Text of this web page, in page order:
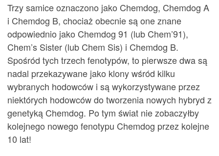
Trzy samice oznaczono jako Chemdog, Chemdog A
i Chemdog B, chociaż obecnie są one znane
odpowiednio jako Chemdog 91 (lub Chem’91),
Chem’s Sister (lub Chem Sis) i Chemdog B.
Spośród tych trzech fenotypów, to pierwsze dwa są
nadal przekazywane jako klony wśród kilku
wybranych hodowców i są wykorzystywane przez
niektórych hodowców do tworzenia nowych hybryd z
genetyką Chemdog. Po tym świat nie zobaczyłby
kolejnego nowego fenotypu Chemdog przez kolejne
10 lat!